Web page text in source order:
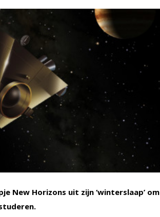
New Horizons uit zijn ‘winterslaap’ om